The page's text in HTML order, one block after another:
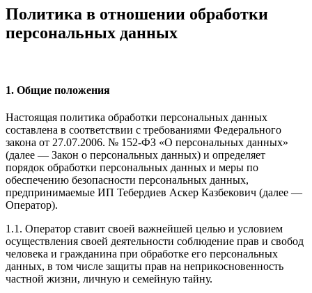
Политика в отношении обработки
персональных данных
1. Общие положения
Настоящая политика обработки персональных данных
составлена в соответствии с требованиями Федерального
закона от 27.07.2006. № 152-ФЗ «О персональных данных»
(далее — Закон о персональных данных) и определяет
порядок обработки персональных данных и меры по
обеспечению безопасности персональных данных,
предпринимаемые ИП Тебердиев Аскер Казбекович (далее —
Оператор).
1.1. Оператор ставит своей важнейшей целью и условием
осуществления своей деятельности соблюдение прав и свобод
человека и гражданина при обработке его персональных
данных, в том числе защиты прав на неприкосновенность
частной жизни, личную и семейную тайну.